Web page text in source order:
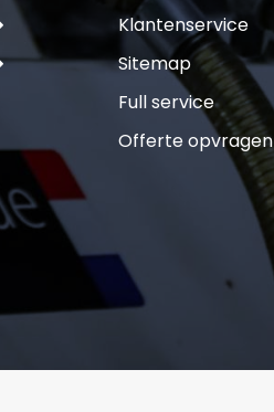
Klantenservice
Sitemap
Full service
Offerte opvragen